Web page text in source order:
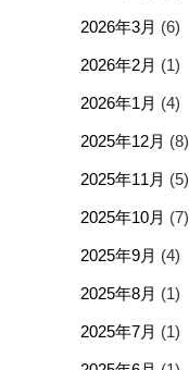
2026年3月 (6)
2026年2月 (1)
2026年1月 (4)
2025年12月 (8)
2025年11月 (5)
2025年10月 (7)
2025年9月 (4)
2025年8月 (1)
2025年7月 (1)